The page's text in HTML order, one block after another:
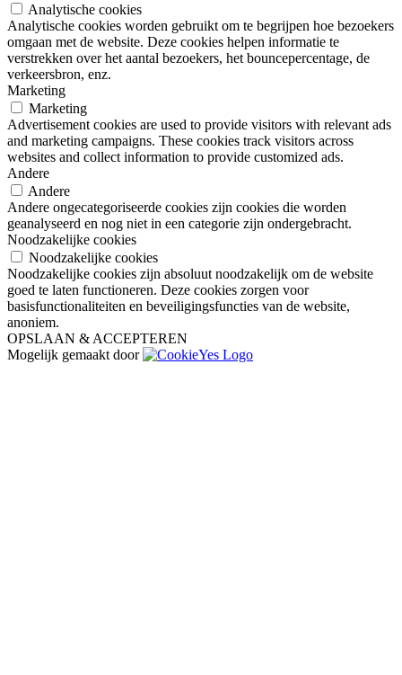
Analytische cookies
Analytische cookies worden gebruikt om te begrijpen hoe bezoekers
omgaan met de website. Deze cookies helpen informatie te
verstrekken over het aantal bezoekers, het bouncepercentage, de
verkeersbron, enz.
Marketing
Marketing
Advertisement cookies are used to provide visitors with relevant ads
and marketing campaigns. These cookies track visitors across
websites and collect information to provide customized ads.
Andere
Andere
Andere ongecategoriseerde cookies zijn cookies die worden
geanalyseerd en nog niet in een categorie zijn ondergebracht.
Noodzakelijke cookies
Noodzakelijke cookies
Noodzakelijke cookies zijn absoluut noodzakelijk om de website
goed te laten functioneren. Deze cookies zorgen voor
basisfunctionaliteiten en beveiligingsfuncties van de website,
anoniem.
OPSLAAN & ACCEPTEREN
Mogelijk gemaakt door